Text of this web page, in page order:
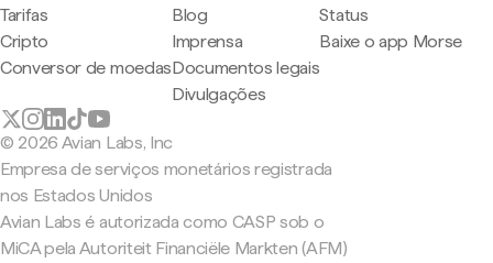
Tarifas
Cripto
Conversor de moedas
Blog
Imprensa
Documentos legais
Divulgações
Status
Baixe o app Morse
© 2026 Avian Labs, Inc
Empresa de serviços monetários registrada
nos Estados Unidos
Avian Labs é autorizada como CASP sob o
MiCA pela Autoriteit Financiële Markten (AFM)